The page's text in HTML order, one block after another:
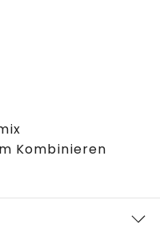
Kombinieren